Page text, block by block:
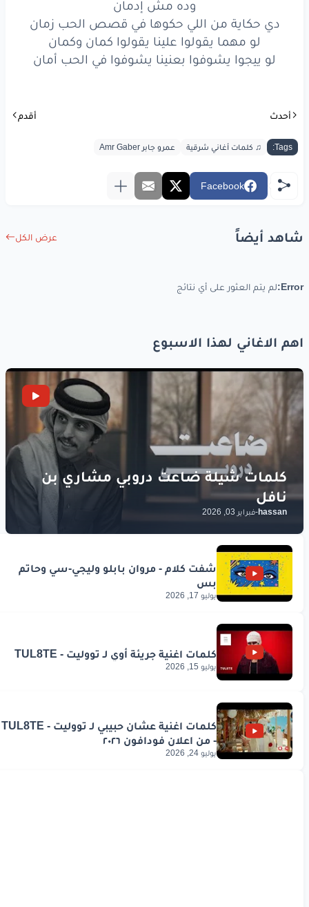
حكاية من اللي
في قصص الحبزمان
لو مهمايقولوا علينا
www.lyrics-arabic.com
وده مش إدمان
دي حكاية من اللي حكوها في قصص الحب زمان
لو مهما يقولوا علينا يقولوا كمان وكمان
لو ييجوا يشوفوا بعنينا يشوفوا في الحب أمان
أحدث أقدم
Tags: ♫ كلمات أغاني شرقية عمرو جابر Amr Gaber
Facebook
شاهد أيضاً عرض الكل
Error: لم يتم العثور على أي نتائج
اهم الاغاني لهذا الاسبوع
hassan
-فبراير 03, 2026
يوليو 17, 2026
يوليو 15, 2026
يوليو 24, 2026